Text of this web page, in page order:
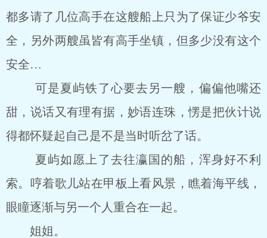
都多请了几位高手在这艘船上只为了保证少爷安
全，另外两艘虽皆有高手坐镇，但多少没有这个
安全…
可是夏屿铁了心要去另一艘，偏偏他嘴还
甜，说话又有理有据，妙语连珠，愣是把伙计说
得都怀疑起自己是不是当时听岔了话。
夏屿如愿上了去往瀛国的船，浑身好不利
索。哼着歌儿站在甲板上看风景，瞧着海平线，
眼瞳逐渐与另一个人重合在一起。
姐姐。